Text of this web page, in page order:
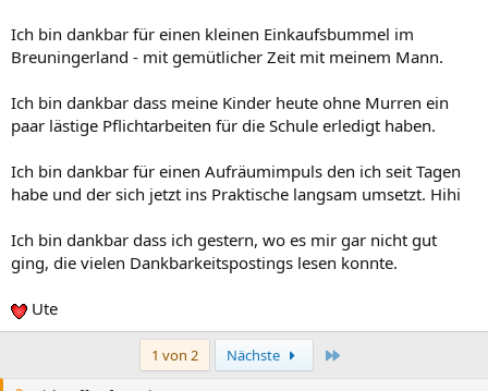
Ich bin dankbar für einen kleinen Einkaufsbummel im
Breuningerland - mit gemütlicher Zeit mit meinem Mann.
Ich bin dankbar dass meine Kinder heute ohne Murren ein
paar lästige Pflichtarbeiten für die Schule erledigt haben.
Ich bin dankbar für einen Aufräumimpuls den ich seit Tagen
habe und der sich jetzt ins Praktische langsam umsetzt. Hihi
Ich bin dankbar dass ich gestern, wo es mir gar nicht gut
ging, die vielen Dankbarkeitspostings lesen konnte.
Ute
1 von 2 Nächste